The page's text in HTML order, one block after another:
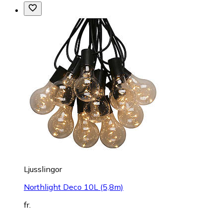
Ljusslingor
Northlight Deco 10L (5,8m)
fr.